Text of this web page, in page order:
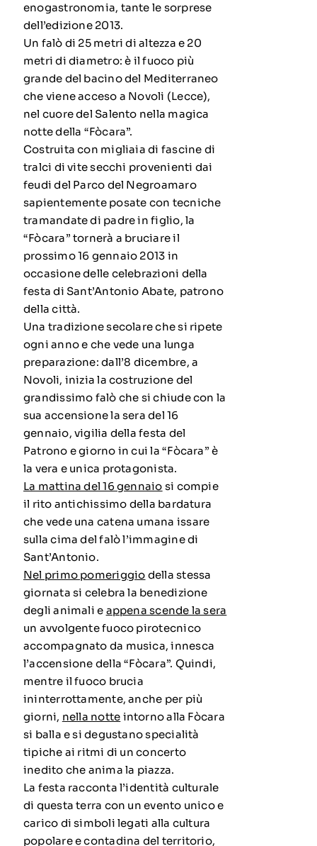
enogastronomia, tante le sorprese
dell’edizione 2013.
Un falò di 25 metri di altezza e 20
metri di diametro: è il fuoco più
grande del bacino del Mediterraneo
che viene acceso a Novoli (Lecce),
nel cuore del Salento nella magica
notte della “Fòcara”.
Costruita con migliaia di fascine di
tralci di vite secchi provenienti dai
feudi del Parco del Negroamaro
sapientemente posate con tecniche
tramandate di padre in figlio, la
“Fòcara” tornerà a bruciare il
prossimo 16 gennaio 2013 in
occasione delle celebrazioni della
festa di Sant’Antonio Abate, patrono
della città.
Una tradizione secolare che si ripete
ogni anno e che vede una lunga
preparazione: dall’8 dicembre, a
Novoli, inizia la costruzione del
grandissimo falò che si chiude con la
sua accensione la sera del 16
gennaio, vigilia della festa del
Patrono e giorno in cui la “Fòcara” è
la vera e unica protagonista.
La mattina del 16 gennaio si compie
il rito antichissimo della bardatura
che vede una catena umana issare
sulla cima del falò l’immagine di
Sant’Antonio.
Nel primo pomeriggio della stessa
giornata si celebra la benedizione
degli animali e appena scende la sera
un avvolgente fuoco pirotecnico
accompagnato da musica, innesca
l’accensione della “Fòcara”. Quindi,
mentre il fuoco brucia
ininterrottamente, anche per più
giorni, nella notte intorno alla Fòcara
si balla e si degustano specialità
tipiche ai ritmi di un concerto
inedito che anima la piazza.
La festa racconta l’identità culturale
di questa terra con un evento unico e
carico di simboli legati alla cultura
popolare e contadina del territorio,